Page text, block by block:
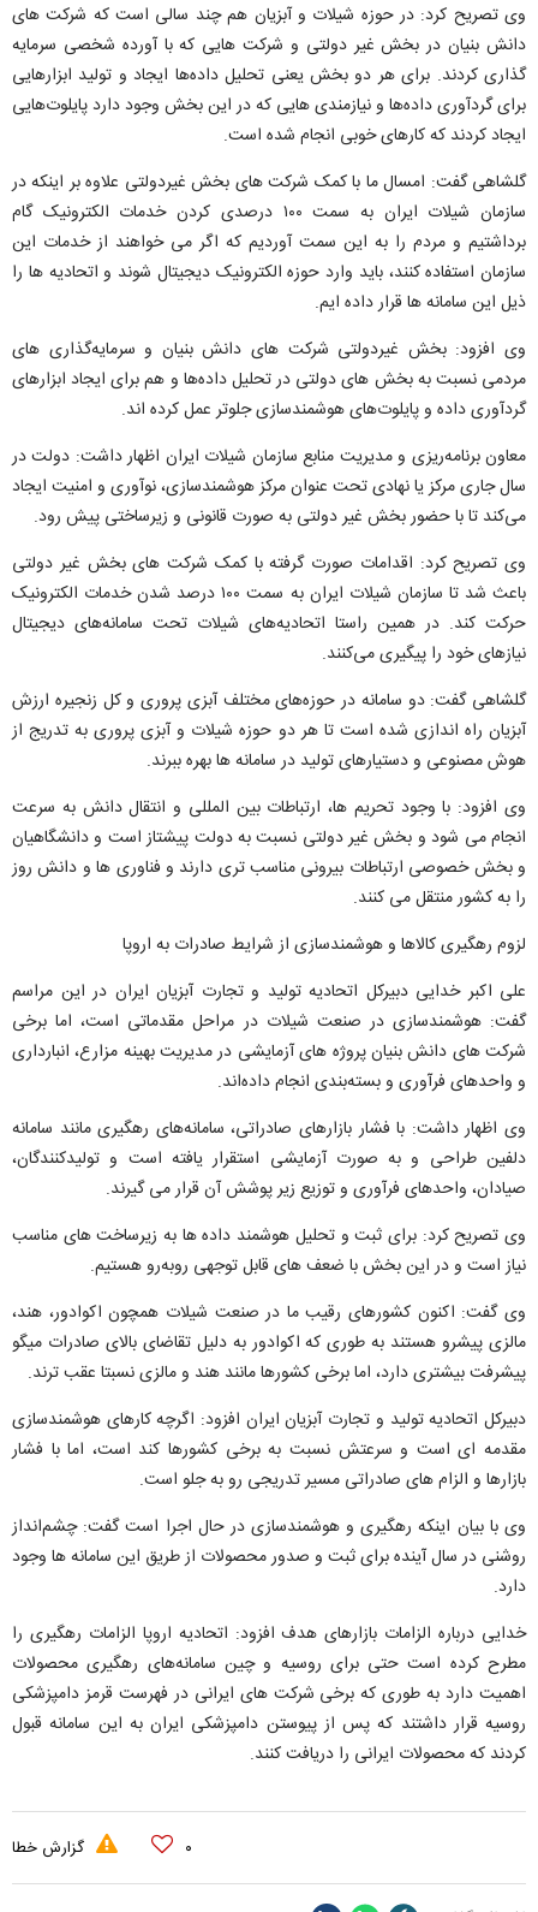
وی تصریح کرد: در حوزه شیلات و آبزیان هم چند سالی است که شرکت‌ های
دانش بنیان در بخش غیر دولتی و شرکت‌ هایی که با آورده شخصی سرمایه
گذاری کردند. برای هر دو بخش یعنی تحلیل داده‌ها ایجاد و تولید ابزارهایی
برای گردآوری داده‌ها و نیازمندی‌ هایی که در این بخش وجود دارد پایلوت‌هایی
ایجاد کردند که کارهای خوبی انجام شده است.
گلشاهی گفت: امسال ما با کمک شرکت‌ های بخش غیردولتی علاوه بر اینکه در
سازمان شیلات ایران به سمت ۱۰۰ درصدی کردن خدمات الکترونیک گام
برداشتیم و مردم را به این سمت آوردیم که اگر می خواهند از خدمات این
سازمان استفاده کنند، باید وارد حوزه الکترونیک دیجیتال شوند و اتحادیه‌ ها را
ذیل این سامانه ها قرار داده ایم.
وی افزود: بخش غیردولتی شرکت های دانش‌ بنیان‌ و سرمایه‌گذاری‌ های
مردمی نسبت به بخش‌ های دولتی در تحلیل داده‌ها و هم برای ایجاد ابزارهای
گردآوری داده و پایلوت‌های هوشمندسازی جلوتر عمل کرده‌ اند.
معاون برنامه‌ریزی و مدیریت منابع سازمان شیلات ایران اظهار داشت: دولت در
سال جاری مرکز یا نهادی تحت عنوان مرکز هوشمندسازی، نوآوری و امنیت ایجاد
می‌کند تا با حضور بخش غیر دولتی به صورت قانونی و زیرساختی پیش رود.
وی تصریح کرد: اقدامات صورت گرفته با کمک شرکت‌ های بخش غیر دولتی
باعث شد تا سازمان شیلات ایران به سمت ۱۰۰ درصد شدن خدمات الکترونیک
حرکت کند. در همین راستا اتحادیه‌های شیلات تحت سامانه‌های دیجیتال
نیازهای خود را پیگیری می‌کنند.
گلشاهی گفت: دو سامانه در حوزه‌های مختلف آبزی پروری و کل زنجیره ارزش
آبزیان راه‌ اندازی شده است تا هر دو حوزه شیلات و آبزی‌ پروری به تدریج از
هوش مصنوعی و دستیارهای تولید در سامانه‌ ها بهره ببرند.
وی افزود: با وجود تحریم‌ ها، ارتباطات بین‌ المللی و انتقال دانش به سرعت
انجام می‌ شود و بخش غیر دولتی نسبت به دولت پیشتاز است و دانشگاهیان
و بخش خصوصی ارتباطات بیرونی مناسب‌ تری دارند و فناوری‌ ها و دانش روز
را به کشور منتقل می‌ کنند.
لزوم رهگیری کالاها و هوشمندسازی از شرایط صادرات به اروپا
علی اکبر خدایی دبیرکل اتحادیه تولید و تجارت آبزیان ایران در این مراسم
گفت: هوشمندسازی در صنعت شیلات در مراحل مقدماتی است، اما برخی
شرکت‌ های دانش‌ بنیان پروژه‌ های آزمایشی در مدیریت بهینه مزارع، انبارداری
و واحدهای فرآوری و بسته‌بندی انجام داده‌اند.
وی اظهار داشت: با فشار بازارهای صادراتی، سامانه‌های رهگیری مانند سامانه
دلفین طراحی و به صورت آزمایشی استقرار یافته است و تولیدکنندگان،
صیادان، واحدهای فرآوری و توزیع زیر پوشش آن قرار می گیرند.
وی تصریح کرد: برای ثبت و تحلیل هوشمند داده‌ ها به زیرساخت‌ های مناسب
نیاز است و در این بخش با ضعف‌ های قابل توجهی روبه‌رو هستیم.
وی گفت: اکنون کشورهای رقیب ما در صنعت شیلات همچون اکوادور، هند،
مالزی پیشرو هستند به طوری که اکوادور به دلیل تقاضای بالای صادرات میگو
پیشرفت بیشتری دارد، اما برخی کشورها مانند هند و مالزی نسبتا عقب‌ ترند.
دبیرکل اتحادیه تولید و تجارت آبزیان ایران افزود: اگرچه کارهای هوشمندسازی
مقدمه‌ ای است و سرعتش نسبت به برخی کشورها کند است، اما با فشار
بازارها و الزام‌ های صادراتی مسیر تدریجی رو به جلو است.
وی با بیان اینکه رهگیری و هوشمندسازی در حال اجرا است گفت: چشم‌انداز
روشنی در سال آینده برای ثبت و صدور محصولات از طریق این سامانه‌ ها وجود
دارد.
خدایی درباره الزامات بازارهای هدف افزود: اتحادیه اروپا الزامات رهگیری را
مطرح کرده است حتی برای روسیه و چین سامانه‌های رهگیری محصولات
اهمیت دارد به طوری که برخی شرکت‌ های ایرانی در فهرست قرمز دامپزشکی
روسیه قرار داشتند که پس از پیوستن دامپزشکی ایران به این سامانه قبول
کردند که محصولات ایرانی را دریافت کنند.
۰ گزارش خطا